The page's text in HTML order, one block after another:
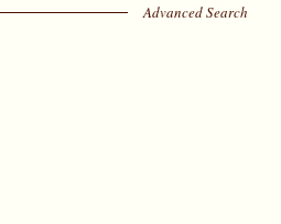
Advanced Search